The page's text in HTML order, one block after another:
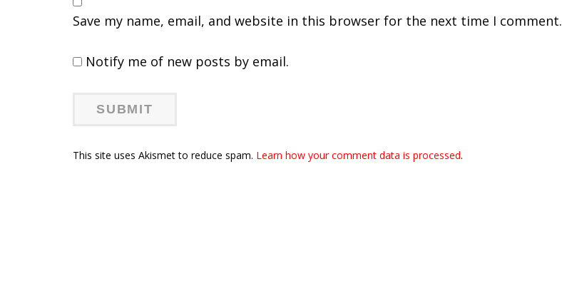
Save my name, email, and website in this browser for the next time I comment.
Notify me of new posts by email.
This site uses Akismet to reduce spam. Learn how your comment data is processed.